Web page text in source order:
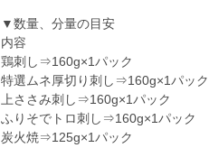
▼数量、分量の目安
内容
鶏刺し⇒160g×1パック
特選ムネ厚切り刺し⇒160g×1パック
上ささみ刺し⇒160g×1パック
ふりそでトロ刺し⇒160g×1パック
炭火焼⇒125g×1パック